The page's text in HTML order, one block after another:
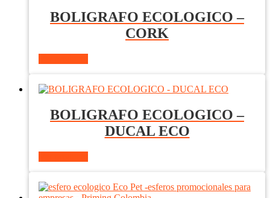
BOLIGRAFO ECOLOGICO –
CORK
BOLIGRAFO ECOLOGICO –
DUCAL ECO